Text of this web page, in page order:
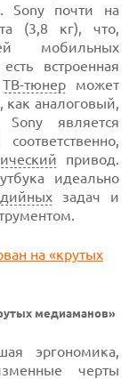
Sony почти на
(3,8 кг), что,
мобильных
встроенная
ТВ-тюнерможет
как аналоговый,
является
привод.
идеально
задач и
медиаманов»
эргономика,
черты